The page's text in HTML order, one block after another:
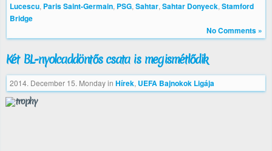
Lucescu, Paris Saint-Germain, PSG, Sahtar, Sahtar Donyeck, Stamford
Bridge
No Comments »
Két BL-nyolcaddöntős csata is megismétlődik
2014. December 15. Mondayin Hírek, UEFA Bajnokok Ligája